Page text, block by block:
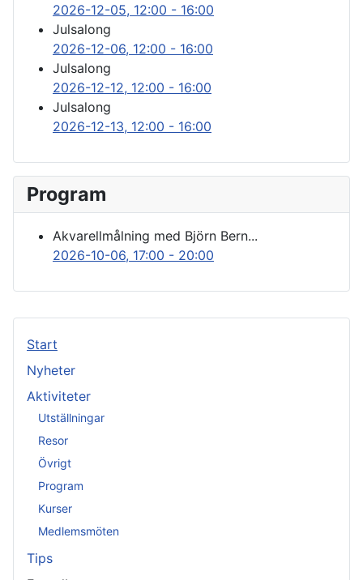
Start
Nyheter
Aktiviteter
Utställningar
Resor
Övrigt
Program
Kurser
Medlemsmöten
Tips
2026-12-05, 12:00 - 16:00
Julsalong
2026-12-06, 12:00 - 16:00
Julsalong
2026-12-12, 12:00 - 16:00
Julsalong
2026-12-13, 12:00 - 16:00
Program
Akvarellmålning med Björn Bern...
2026-10-06, 17:00 - 20:00